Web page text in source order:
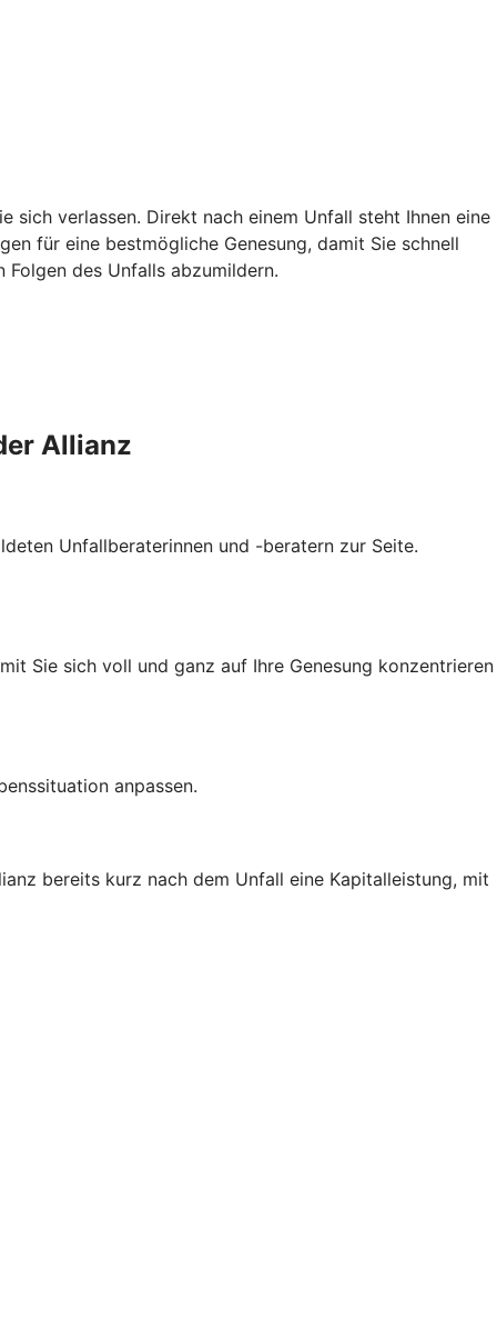
sich verlassen. Direkt nach einem Unfall steht Ihnen eine
für eine bestmögliche Genesung, damit Sie schnell
des Unfalls abzumildern.
Allianz
Unfallberaterinnen und -beratern zur Seite.
Sie sich voll und ganz auf Ihre Genesung konzentrieren
anpassen.
bereits kurz nach dem Unfall eine Kapitalleistung, mit